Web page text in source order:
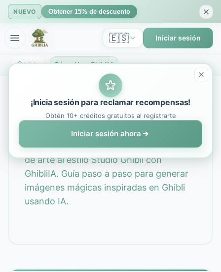
NUEVO Obtener 15% de descuento
🇪🇸 Iniciar sesión
Inicio Cómo Usar GhibliIA
Cómo Usar GhibliIA
Aprende a crear impresionantes obras
de arte al estilo Studio Ghibli con
GhibliIA. Guía paso a paso para generar
imágenes mágicas inspiradas en Ghibli
usando IA.
¡Inicia sesión para reclamar recompensas!
Obtén 10+ créditos gratuitos al registrarte
Iniciar sesión ahora